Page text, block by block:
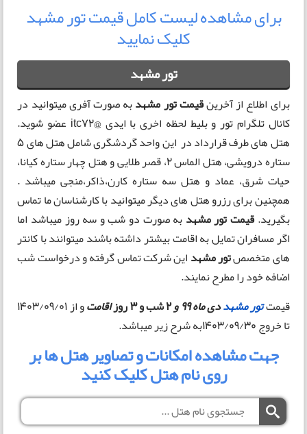
برای مشاهده لیست کامل قیمت تور مشهد
کلیک نمایید
تور مشهد
برای اطلاع از آخرینقیمت تور مشهدبه صورت آفری میتوانید در
کانال تلگرام تور و بلیط لحظه اخری با ایدی @itc72 عضو شوید.
هتل های طرف قرارداد در این واحد گردشگری شامل هتل های 5
ستاره درویشی، هتل الماس 2، قصر طلایی و هتل چهار ستاره کیانا،
حیات شرق، عماد و هتل سه ستاره کارن،ذاکر،منجی میباشد .
همچنین برای رزرو هتل های دیگر میتوانید با کارشناسان ما تماس
بگیرید.قیمت تور مشهدبه صورت دو شب و سه روز میباشد اما
اگر مسافران تمایل به اقامت بیشتر داشته باشند میتوانند با کانتر
های متخصصتور مشهداین شرکت تماس گرفته و درخواست شب
اضافه خود را مطرح نمایند.
قیمتتور مشهددی ماه 99 و 2 شب و 3 روز اقامت
و از 1403/09/01
تا خروج 1403/09/30به شرح زیر میباشد.
جهت مشاهده امکانات و تصاویر هتل ها بر
روی نام هتل کلیک کنید